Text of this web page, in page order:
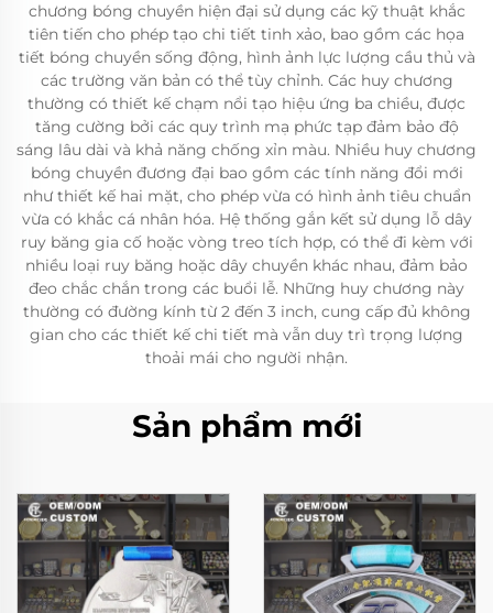
chương bóng chuyền hiện đại sử dụng các kỹ thuật khắc
tiên tiến cho phép tạo chi tiết tinh xảo, bao gồm các họa
tiết bóng chuyền sống động, hình ảnh lực lượng cầu thủ và
các trường văn bản có thể tùy chỉnh. Các huy chương
thường có thiết kế chạm nổi tạo hiệu ứng ba chiều, được
tăng cường bởi các quy trình mạ phức tạp đảm bảo độ
sáng lâu dài và khả năng chống xỉn màu. Nhiều huy chương
bóng chuyền đương đại bao gồm các tính năng đổi mới
như thiết kế hai mặt, cho phép vừa có hình ảnh tiêu chuẩn
vừa có khắc cá nhân hóa. Hệ thống gắn kết sử dụng lỗ dây
ruy băng gia cố hoặc vòng treo tích hợp, có thể đi kèm với
nhiều loại ruy băng hoặc dây chuyền khác nhau, đảm bảo
đeo chắc chắn trong các buổi lễ. Những huy chương này
thường có đường kính từ 2 đến 3 inch, cung cấp đủ không
gian cho các thiết kế chi tiết mà vẫn duy trì trọng lượng
thoải mái cho người nhận.
Sản phẩm mới